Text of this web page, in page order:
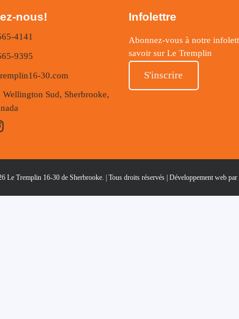
nous!
4141
9395
30.com
Wellington Sud, Sherbrooke,
Infolettre
Abonnez-vous à notre
savoir sur Le Tremplin
S'inscrire
Le Tremplin 16-30 de Sherbrooke. | Tous droits réservés | Développement web